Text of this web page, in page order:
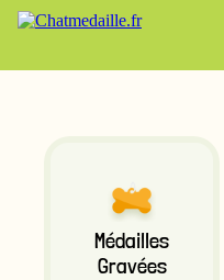
Médailles
Gravées